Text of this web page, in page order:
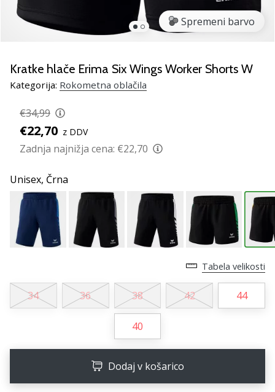
rokomentske
copate
NITRO
5!
tehnične
novosti
in
ali
se
splača…
25. 11. 2024
Postani
ambasador/ka
znamke
Spremeni barvo
Kratke hlače Erima Six Wings Worker Shorts W
Kategorija: Rokometna oblačila
€34,99
€22,70 z DDV
Zadnja najnižja cena: €22,70
Unisex, Črna
Tabela velikosti
34 36 38 42 44
40
Dodaj v košarico